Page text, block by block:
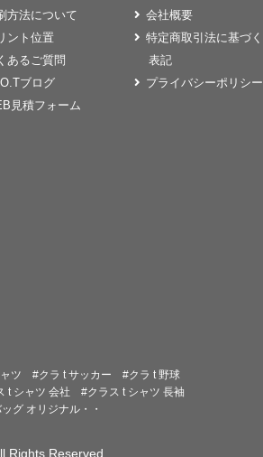
方法について
ント位置
あるご質問
ブログ
見積フォーム
会社概要
特定商取引法に基づく
表記
プライバシーポリシー
ツ #クラ t サッカー
#クラ t 野球
t シャツ 会社
#クラス t シャツ 長袖
グ オリジナル・・
Rights Reserved.